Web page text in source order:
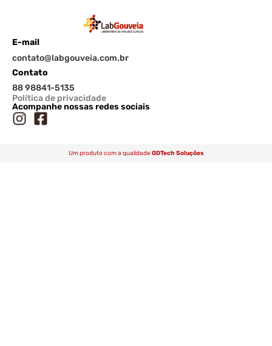
E-mail
contato@labgouveia.com.br
Contato
88 98841-5135
Política de privacidade
Acompanhe nossas redes sociais
Um produto com a qualidade GDTech Soluções